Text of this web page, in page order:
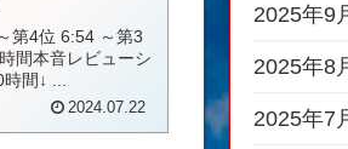
第4位 6:54 ～第3
間本音レビューシ
間↓ ...
2024.07.22
2025年9
2025年8
2025年7